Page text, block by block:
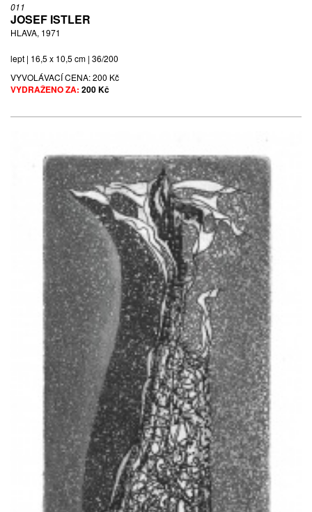
011
JOSEF ISTLER
HLAVA, 1971
lept | 16,5 x 10,5 cm | 36/200
VYVOLÁVACÍ CENA:200 Kč
VYDRAŽENO ZA: 200 Kč